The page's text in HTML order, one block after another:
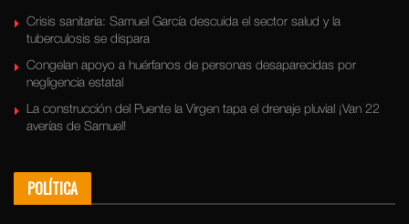
Crisis sanitaria: Samuel García descuida el sector salud y la
tuberculosis se dispara
Congelan apoyo a huérfanos de personas desaparecidas por
negligencia estatal
La construcción del Puente la Virgen tapa el drenaje pluvial ¡Van 22
averías de Samuel!
POLÍTICA